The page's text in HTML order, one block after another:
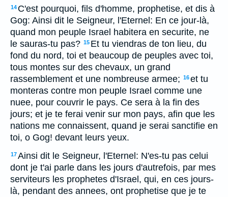
14 C'est pourquoi, fils d'homme, prophetise, et dis à
Gog: Ainsi dit le Seigneur, l'Eternel: En ce jour-là,
quand mon peuple Israel habitera en securite, ne
le sauras-tu pas? 15 Et tu viendras de ton lieu, du
fond du nord, toi et beaucoup de peuples avec toi,
tous montes sur des chevaux, un grand
rassemblement et une nombreuse armee; 16et tu
monteras contre mon peuple Israel comme une
nuee, pour couvrir le pays. Ce sera à la fin des
jours; et je te ferai venir sur mon pays, afin que les
nations me connaissent, quand je serai sanctifie en
toi, o Gog! devant leurs yeux.
17Ainsi dit le Seigneur, l'Eternel: N'es-tu pas celui
dont je t'ai parle dans les jours d'autrefois, par mes
serviteurs les prophetes d'Israel, qui, en ces jours-
là, pendant des annees, ont prophetise que je te